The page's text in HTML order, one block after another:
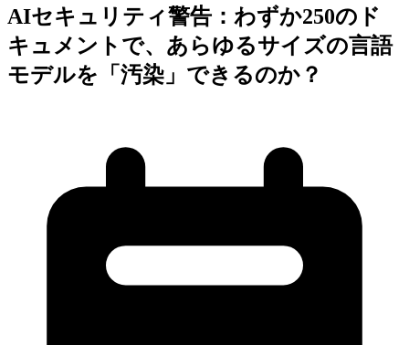
AIセキュリティ警告：わずか250のド
キュメントで、あらゆるサイズの言語
モデルを「汚染」できるのか？